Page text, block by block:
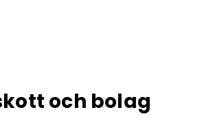
och bolag